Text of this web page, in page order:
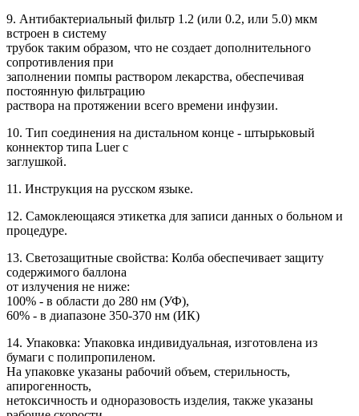
9. Антибактериальный фильтр 1.2 (или 0.2, или 5.0) мкм
встроен в систему
трубок таким образом, что не создает дополнительного
сопротивления при
заполнении помпы раствором лекарства, обеспечивая
постоянную фильтрацию
раствора на протяжении всего времени инфузии.
10. Тип соединения на дистальном конце - штырьковый
коннектор типа Luer с
заглушкой.
11. Инструкция на русском языке.
12. Самоклеющаяся этикетка для записи данных о больном и
процедуре.
13. Светозащитные свойства: Колба обеспечивает защиту
содержимого баллона
от излучения не ниже:
100% - в области до 280 нм (УФ),
60% - в диапазоне 350-370 нм (ИК)
14. Упаковка: Упаковка индивидуальная, изготовлена из
бумаги с полипропиленом.
На упаковке указаны рабочий объем, стерильность,
апирогенность,
нетоксичность и одноразовость изделия, также указаны